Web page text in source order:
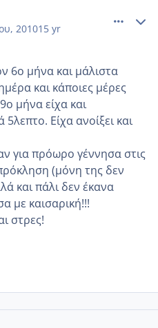
201015 yr
6ο μήνα και μάλιστα
και κάποιες μέρες
μήνα είχα και
Είχα ανοίξει και
για πρόωρο γέννησα στις
(μόνη της δεν
και πάλι δεν έκανα
με καισαρική!!!
στρες!